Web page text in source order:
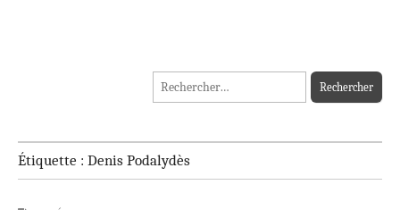
MADININ'ART
Rechercher :
Étiquette : Denis Podalydès